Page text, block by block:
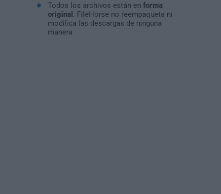
Todos los archivos están en forma
original
. FileHorse no reempaqueta ni
modifica las descargas de ninguna
manera